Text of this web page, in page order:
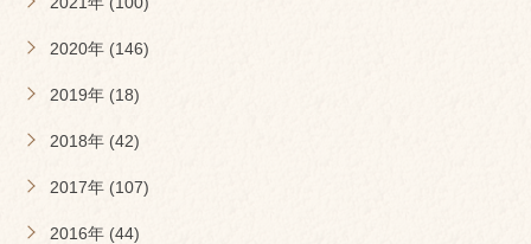
2020年 (146)
2019年 (18)
2018年 (42)
2017年 (107)
2016年 (44)